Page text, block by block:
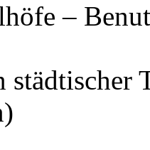
–
städtischer